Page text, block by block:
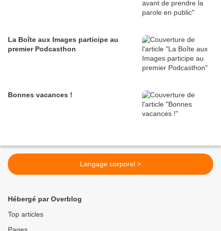
La Boîte aux Images participe au
premier Podcasthon
Bonnes vacances !
Langage corporel >
Hébergé par Overblog
Top articles